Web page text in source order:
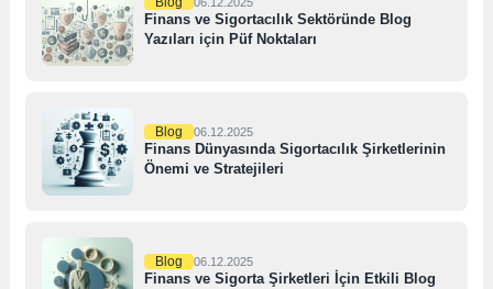
Finans ve Sigortacılık Sektöründe Blog
Yazıları için Püf Noktaları
Blog 06.12.2025
Finans Dünyasında Sigortacılık Şirketlerinin
Önemi ve Stratejileri
Blog 06.12.2025
Finans ve Sigorta Şirketleri İçin Etkili Blog